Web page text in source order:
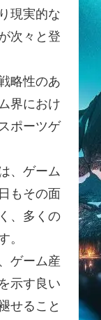
現実的な
次々と登
略性のあ
界におけ
ポーツゲ
、ゲーム
もその面
、多くの
。
ゲーム産
示す良い
せること